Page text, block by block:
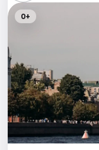
Квесты
Экскурсии
Спорт
События
0+